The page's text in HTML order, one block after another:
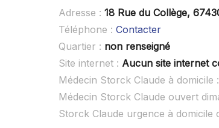
Adresse : 18 Rue du Collège,
Téléphone : Contacter
Quartier : non renseigné
Site internet : Aucun site internet
Médecin Storck Claude à domicile :
Médecin Storck Claude ouvert
Storck Claude urgence à domicile